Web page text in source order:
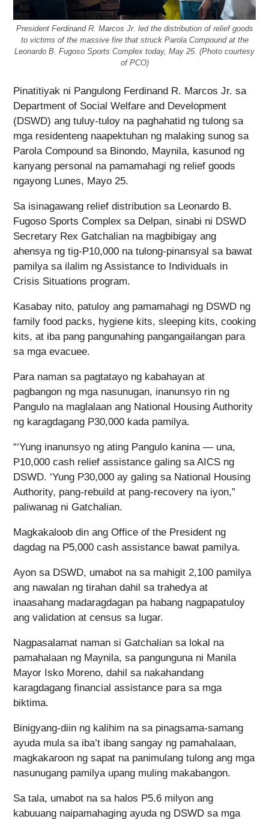
President Ferdinand R. Marcos Jr. led the distribution of relief goods
to victims of the massive fire that struck Parola Compound at the
Leonardo B. Fugoso Sports Complex today, May 25. (Photo courtesy
of PCO)
Pinatitiyak ni Pangulong Ferdinand R. Marcos Jr. sa
Department of Social Welfare and Development
(DSWD) ang tuluy-tuloy na paghahatid ng tulong sa
mga residenteng naapektuhan ng malaking sunog sa
Parola Compound sa Binondo, Maynila, kasunod ng
kanyang personal na pamamahagi ng relief goods
ngayong Lunes, Mayo 25.
Sa isinagawang relief distribution sa Leonardo B.
Fugoso Sports Complex sa Delpan, sinabi ni DSWD
Secretary Rex Gatchalian na magbibigay ang
ahensya ng tig-P10,000 na tulong-pinansyal sa bawat
pamilya sa ilalim ng Assistance to Individuals in
Crisis Situations program.
Kasabay nito, patuloy ang pamamahagi ng DSWD ng
family food packs, hygiene kits, sleeping kits, cooking
kits, at iba pang pangunahing pangangailangan para
sa mga evacuee.
Para naman sa pagtatayo ng kabahayan at
pagbangon ng mga nasunugan, inanunsyo rin ng
Pangulo na maglalaan ang National Housing Authority
ng karagdagang P30,000 kada pamilya.
“‘Yung inanunsyo ng ating Pangulo kanina — una,
P10,000 cash relief assistance galing sa AICS ng
DSWD. ‘Yung P30,000 ay galing sa National Housing
Authority, pang-rebuild at pang-recovery na iyon,”
paliwanag ni Gatchalian.
Magkakaloob din ang Office of the President ng
dagdag na P5,000 cash assistance bawat pamilya.
Ayon sa DSWD, umabot na sa mahigit 2,100 pamilya
ang nawalan ng tirahan dahil sa trahedya at
inaasahang madaragdagan pa habang nagpapatuloy
ang validation at census sa lugar.
Nagpasalamat naman si Gatchalian sa lokal na
pamahalaan ng Maynila, sa pangunguna ni Manila
Mayor Isko Moreno, dahil sa nakahandang
karagdagang financial assistance para sa mga
biktima.
Binigyang-diin ng kalihim na sa pinagsama-samang
ayuda mula sa iba’t ibang sangay ng pamahalaan,
magkakaroon ng sapat na panimulang tulong ang mga
nasunugang pamilya upang muling makabangon.
Sa tala, umabot na sa halos P5.6 milyon ang
kabuuang naipamahaging ayuda ng DSWD sa mga